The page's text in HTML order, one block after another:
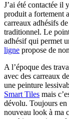
J’ai été contactée il
produit a fortement
carreaux adhésifs
traditionnel. Le
adhésif qui permet
ligne propose de
A l’époque des
avec des carreaux
une peinture
Smart Tiles mais
dévolu. Toujours en
nouveau look à ma